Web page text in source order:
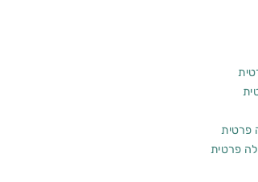
פרטית
פרטית